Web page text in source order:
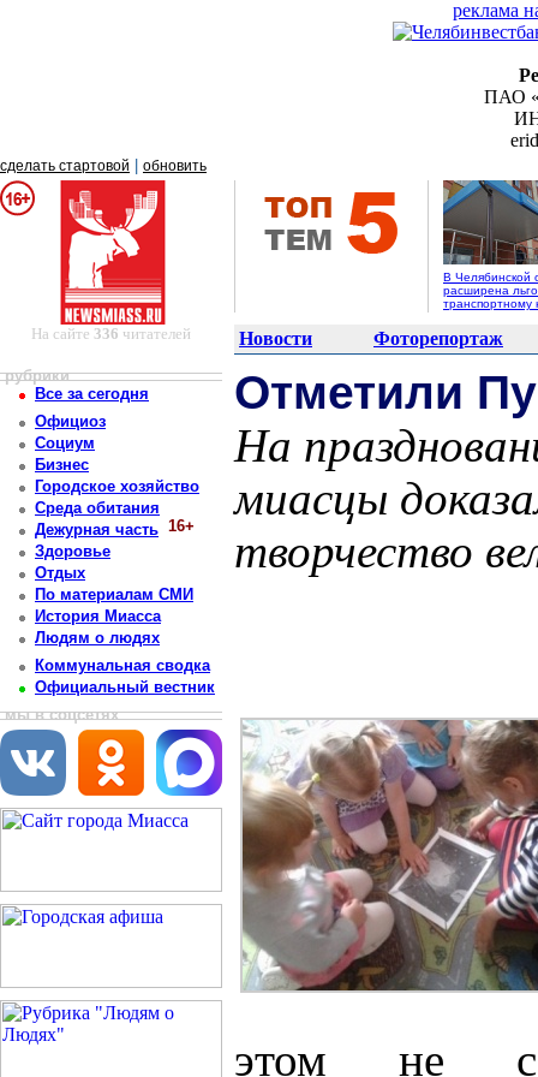
реклама
ПАО
сделать стартовой обновить
В Челябинской
расширена
транспортному
На сайте 336 читателей Новости Фоторепортаж
рубрики
Все за сегодня
Официоз
Социум
Бизнес
Городское хозяйство
Среда обитания
Дежурная часть 16+
Здоровье
Отдых
По материалам СМИ
История Миасса
Людям о людях
Коммунальная сводка
Официальный вестник
мы в соцсетях
Отметили
На
миасцы
творчество
этом не